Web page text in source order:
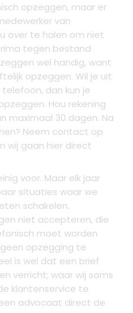
opzeggen, maar er
van
over te halen om niet
tegen bestand
wel handig, want
opzeggen. Wil je uit
dan kun je
Hou rekening
maximaal 30 dagen. Na
Neem contact op
wij gaan hier direct
voor. Maar elk jaar
situaties waar we
schakelen.
niet accepteren, die
moet worden
opzegging te
is wel dat een brief
verricht; waar wij soms
klantenservice te
advocaat direct de